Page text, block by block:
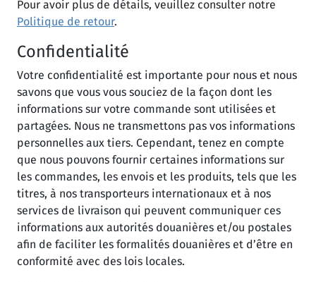
Pour avoir plus de détails, veuillez consulter notre
Politique de retour.
Confidentialité
Votre confidentialité est importante pour nous et nous
savons que vous vous souciez de la façon dont les
informations sur votre commande sont utilisées et
partagées. Nous ne transmettons pas vos informations
personnelles aux tiers. Cependant, tenez en compte
que nous pouvons fournir certaines informations sur
les commandes, les envois et les produits, tels que les
titres, à nos transporteurs internationaux et à nos
services de livraison qui peuvent communiquer ces
informations aux autorités douanières et/ou postales
afin de faciliter les formalités douanières et d’être en
conformité avec des lois locales.